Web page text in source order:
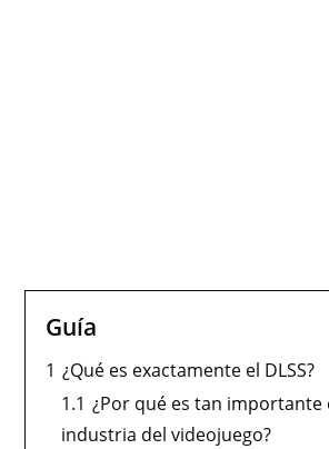
Guía
1 ¿Qué es exactamente el DLSS?
1.1 ¿Por qué es tan importante
industria del videojuego?